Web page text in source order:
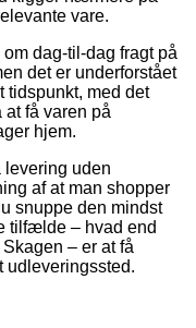
vare.
dag-til-dag fragt på
det er underforstået
tidspunkt, med det
at få varen på
hjem.
levering uden
af at man shopper
snuppe den mindst
tilfælde – hvad end
– er at få
udleveringssted.